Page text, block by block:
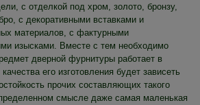
с отделкой под хром, золото, бронзу,
с декоративными вставками и
материалов, с фактурными
изысками. Вместе с тем необходимо
дверной фурнитуры работает в
его изготовления будет зависеть
прочих составляющих такого
смысле даже самая маленькая